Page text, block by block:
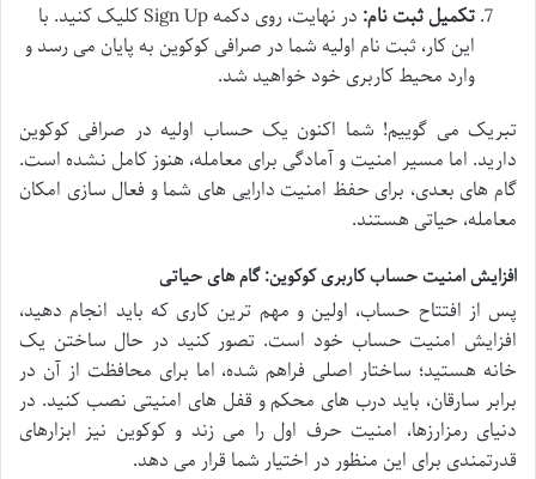
تکمیل ثبت نام:
در نهایت، روی دکمه Sign Up کلیک کنید. با
این کار، ثبت نام اولیه شما در صرافی کوکوین به پایان می رسد و
وارد محیط کاربری خود خواهید شد.
تبریک می گوییم! شما اکنون یک حساب اولیه در صرافی کوکوین
دارید. اما مسیر امنیت و آمادگی برای معامله، هنوز کامل نشده است.
گام های بعدی، برای حفظ امنیت دارایی های شما و فعال سازی امکان
معامله، حیاتی هستند.
افزایش امنیت حساب کاربری کوکوین: گام های حیاتی
پس از افتتاح حساب، اولین و مهم ترین کاری که باید انجام دهید،
افزایش امنیت حساب خود است. تصور کنید در حال ساختن یک
خانه هستید؛ ساختار اصلی فراهم شده، اما برای محافظت از آن در
برابر سارقان، باید درب های محکم و قفل های امنیتی نصب کنید. در
دنیای رمزارزها، امنیت حرف اول را می زند و کوکوین نیز ابزارهای
قدرتمندی برای این منظور در اختیار شما قرار می دهد.